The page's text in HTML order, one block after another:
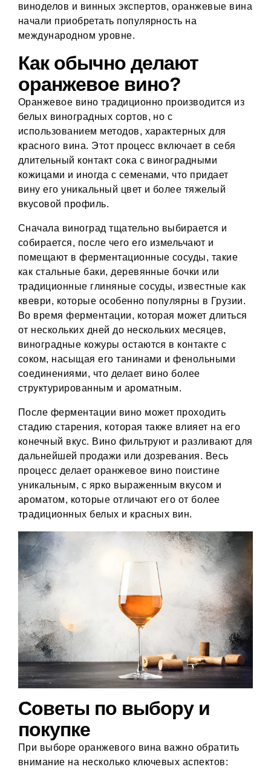
виноделов и винных экспертов, оранжевые вина
начали приобретать популярность на
международном уровне.
Как обычно делают
оранжевое вино?
Оранжевое вино традиционно производится из
белых виноградных сортов, но с
использованием методов, характерных для
красного вина. Этот процесс включает в себя
длительный контакт сока с виноградными
кожицами и иногда с семенами, что придает
вину его уникальный цвет и более тяжелый
вкусовой профиль.
Сначала виноград тщательно выбирается и
собирается, после чего его измельчают и
помещают в ферментационные сосуды, такие
как стальные баки, деревянные бочки или
традиционные глиняные сосуды, известные как
квеври, которые особенно популярны в Грузии.
Во время ферментации, которая может длиться
от нескольких дней до нескольких месяцев,
виноградные кожуры остаются в контакте с
соком, насыщая его танинами и фенольными
соединениями, что делает вино более
структурированным и ароматным.
После ферментации вино может проходить
стадию старения, которая также влияет на его
конечный вкус. Вино фильтруют и разливают для
дальнейшей продажи или дозревания. Весь
процесс делает оранжевое вино поистине
уникальным, с ярко выраженным вкусом и
ароматом, которые отличают его от более
традиционных белых и красных вин​.
Советы по выбору и
покупке
При выборе оранжевого вина важно обратить
внимание на несколько ключевых аспектов: